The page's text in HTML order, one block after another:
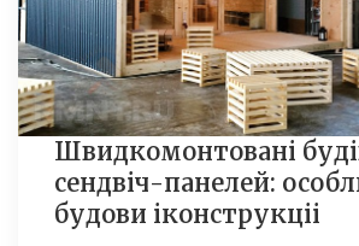
Швидкомонтовані
сендвіч-панелей:
будови іконструкціі